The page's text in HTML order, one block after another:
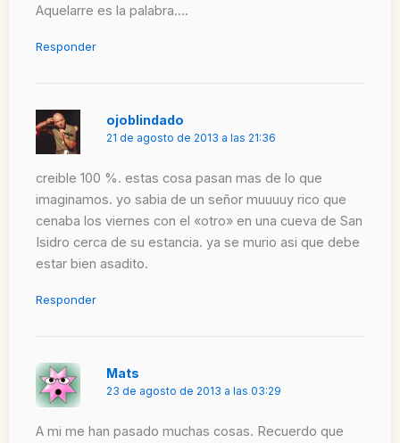
Aquelarre es la palabra….
Responder
ojoblindado
21 de agosto de 2013 a las 21:36
creible 100 %. estas cosa pasan mas de lo que
imaginamos. yo sabia de un señor muuuuy rico que
cenaba los viernes con el «otro» en una cueva de San
Isidro cerca de su estancia. ya se murio asi que debe
estar bien asadito.
Responder
Mats
23 de agosto de 2013 a las 03:29
A mi me han pasado muchas cosas. Recuerdo que